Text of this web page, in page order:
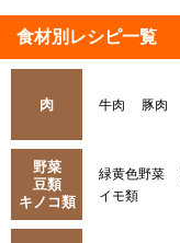
食材別レシピ一覧
肉 牛肉 豚肉
野菜
豆類
キノコ類
緑黄色野菜
イモ類